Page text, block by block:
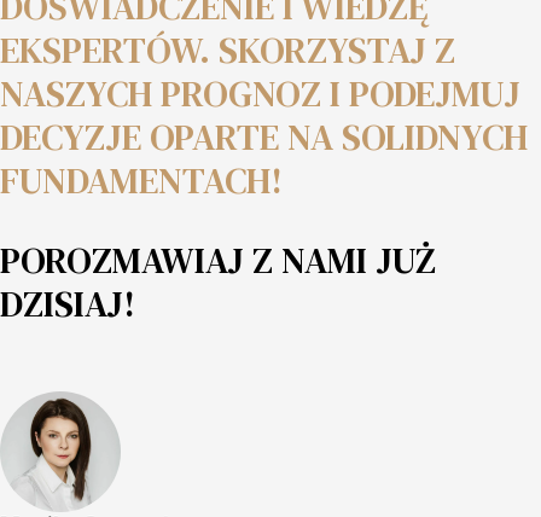
EKSPERTÓW. SKORZYSTAJ Z
NASZYCH PROGNOZ I PODEJMUJ
DECYZJE OPARTE NA SOLIDNYCH
FUNDAMENTACH!
POROZMAWIAJ Z NAMI JUŻ
DZISIAJ!